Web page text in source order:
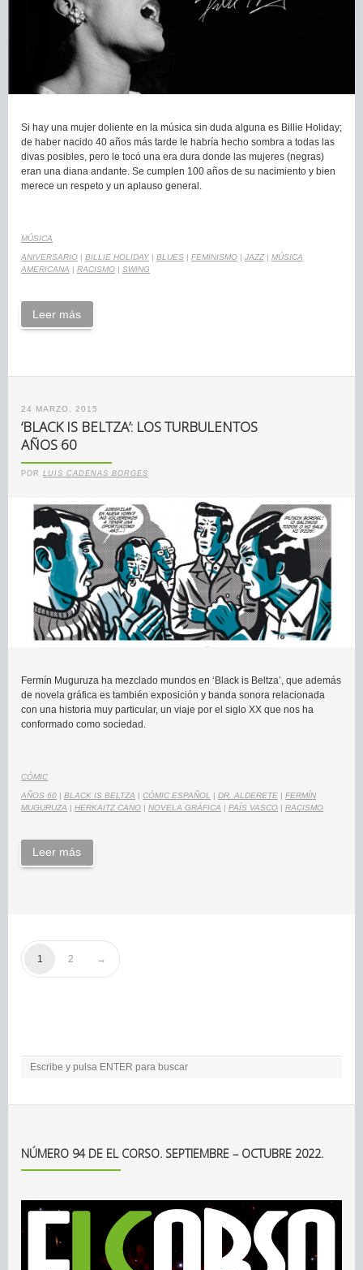
Si hay una mujer doliente en la música sin duda alguna es Billie Holiday;
de haber nacido 40 años más tarde le habría hecho sombra a todas las
divas posibles, pero le tocó una era dura donde las mujeres (negras)
eran una diana andante. Se cumplen 100 años de su nacimiento y bien
merece un respeto y un aplauso general.
MÚSICA
ANIVERSARIO | BILLIE HOLIDAY | BLUES | FEMINISMO | JAZZ| MÚSICA
AMERICANA | RACISMO | SWING
Leer más
24 MARZO, 2015
‘BLACK IS BELTZA’: LOS TURBULENTOS
AÑOS 60
POR LUIS CADENAS BORGES
Fermín Muguruza ha mezclado mundos en ‘Black is Beltza’, que además
de novela gráfica es también exposición y banda sonora relacionada
con una historia muy particular, un viaje por el siglo XX que nos ha
conformado como sociedad.
CÓMIC
AÑOS 60 | BLACK IS BELTZA | CÓMIC ESPAÑOL | DR. ALDERETE | FERMÍN
MUGURUZA | HERKAITZ CANO | NOVELA GRÁFICA | PAÍS VASCO | RACISMO
Leer más
1 2
NÚMERO 94 DE EL CORSO. SEPTIEMBRE – OCTUBRE 2022.